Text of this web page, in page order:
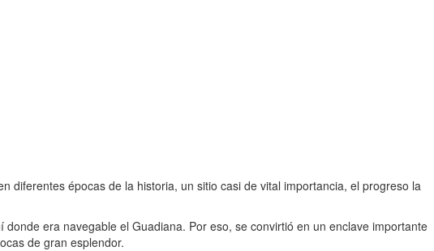
diferentes épocas de la historia, un sitio casi de vital importancia, el progreso la
donde era navegable el Guadiana. Por eso, se convirtió en un enclave importante
de gran esplendor.